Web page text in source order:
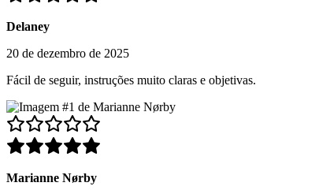
Delaney
20 de dezembro de 2025
Fácil de seguir, instruções muito claras e objetivas.
Marianne Nørby